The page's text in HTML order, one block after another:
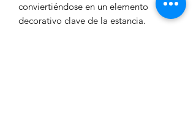
conviertiéndose en un elemento
decorativo clave de la estancia.